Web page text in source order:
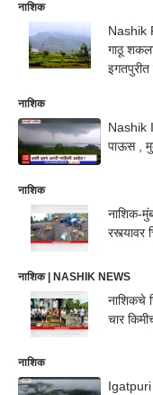
नाशिक
Nashik
गाठू
इगतपुरीत
नाशिक
Nashik
पाऊस ,
नाशिक
नाशिक-
रस्त्यावर
नाशिक | NASHIK NEWS
नाशिकचे
चार
नाशिक
Igatpuri